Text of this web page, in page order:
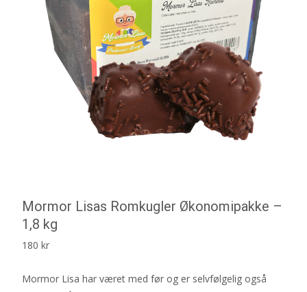
Mormor Lisas Romkugler Økonomipakke –
1,8 kg
180 kr
Mormor Lisa har været med før og er selvfølgelig også